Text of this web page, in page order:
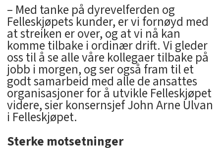
– Med tanke på dyrevelferden og
Felleskjøpets kunder, er vi fornøyd med
at streiken er over, og at vi nå kan
komme tilbake i ordinær drift. Vi gleder
oss til å se alle våre kollegaer tilbake på
jobb i morgen, og ser også fram til et
godt samarbeid med alle de ansattes
organisasjoner for å utvikle Felleskjøpet
videre, sier konsernsjef John Arne Ulvan
i Felleskjøpet.
Sterke motsetninger